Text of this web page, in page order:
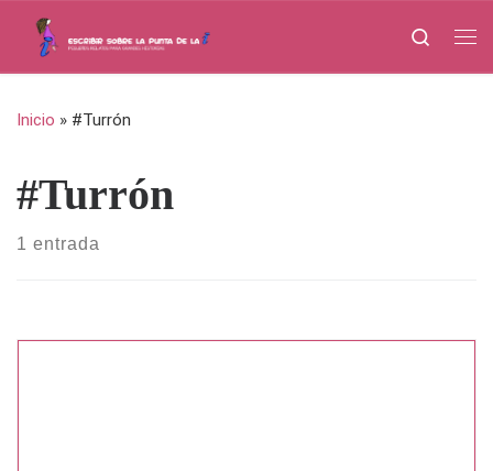
Saltar al contenido
Search
Inicio » #Turrón
#Turrón
1 entrada